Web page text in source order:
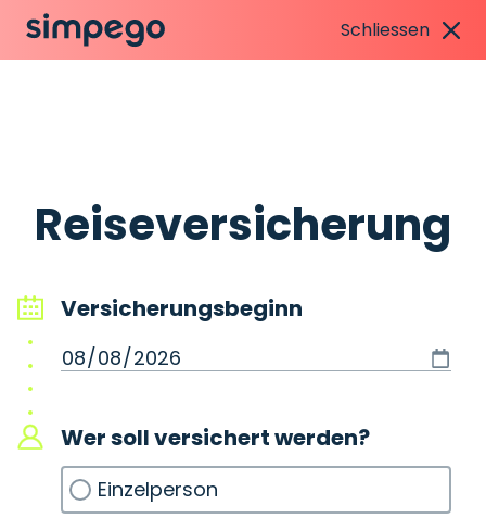
Schliessen